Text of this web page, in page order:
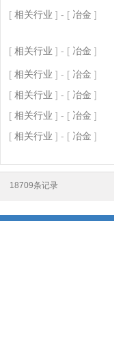
[ 相关行业 ] - [ 冶金 ]
[ 相关行业 ] - [ 冶金 ]
[ 相关行业 ] - [ 冶金 ]
[ 相关行业 ] - [ 冶金 ]
[ 相关行业 ] - [ 冶金 ]
[ 相关行业 ] - [ 冶金 ]
18709条记录